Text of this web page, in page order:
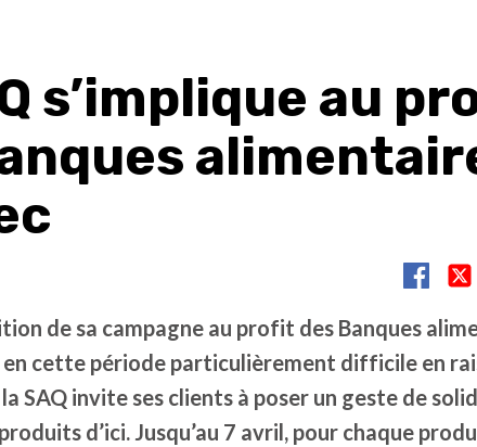
s’implique au
de sa campagne au profit des Banques
en cette période particulièrement difficile en
SAQ invite ses clients à poser un geste de
d’ici. Jusqu’au 7 avril, pour chaque